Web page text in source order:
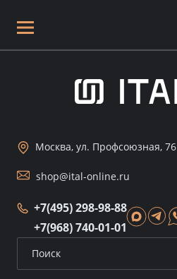
Москва, ул. Профсоюзная, 76
shop@ital-online.ru
+7(495) 298-98-88
+7(968) 740-01-01